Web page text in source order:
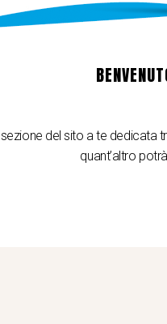
sezione del sito a te dedicata
quant’altro